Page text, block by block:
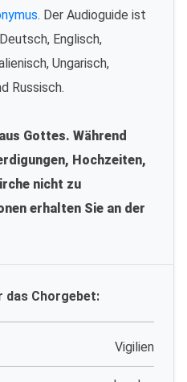
. Der Audioguide ist
Englisch,
Ungarisch,
Russisch.
Gottes. Während
Hochzeiten,
nicht zu
erhalten Sie an der
das Chorgebet:
Vigilien